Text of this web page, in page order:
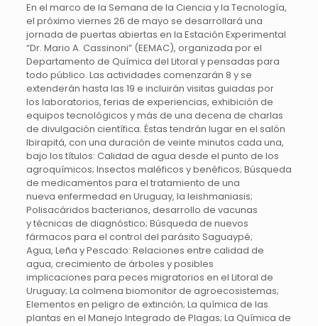
En el marco de la Semana de la Ciencia y la Tecnología,
el próximo viernes 26 de mayo se desarrollará una
jornada de puertas abiertas en la Estación Experimental
“Dr. Mario A. Cassinoni” (EEMAC), organizada por el
Departamento de Química del Litoral y pensadas para
todo público. Las actividades comenzarán 8 y se
extenderán hasta las 19 e incluirán visitas guiadas por
los laboratorios, ferias de experiencias, exhibición de
equipos tecnológicos y más de una decena de charlas
de divulgación científica. Éstas tendrán lugar en el salón
Ibirapitá, con una duración de veinte minutos cada una,
bajo los títulos: Calidad de agua desde el punto de los
agroquímicos; Insectos maléficos y benéficos; Búsqueda
de medicamentos para el tratamiento de una
nueva enfermedad en Uruguay, la leishmaniasis;
Polisacáridos bacterianos, desarrollo de vacunas
y técnicas de diagnóstico; Búsqueda de nuevos
fármacos para el control del parásito Saguaypé;
Agua, Leña y Pescado: Relaciones entre calidad de
agua, crecimiento de árboles y posibles
implicaciones para peces migratorios en el Litoral de
Uruguay; La colmena biomonitor de agroecosistemas;
Elementos en peligro de extinción; La química de las
plantas en el Manejo Integrado de Plagas; La Química de